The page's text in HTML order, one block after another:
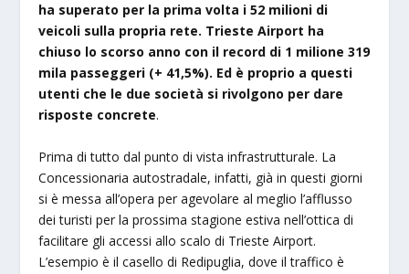
ha superato per la prima volta i 52 milioni di
veicoli sulla propria rete. Trieste Airport ha
chiuso lo scorso anno con il record di 1 milione 319
mila passeggeri (+ 41,5%). Ed è proprio a questi
utenti che le due società si rivolgono per dare
risposte concrete.
Prima di tutto dal punto di vista infrastrutturale. La
Concessionaria autostradale, infatti, già in questi giorni
si è messa all’opera per agevolare al meglio l’afflusso
dei turisti per la prossima stagione estiva nell’ottica di
facilitare gli accessi allo scalo di Trieste Airport.
L’esempio è il casello di Redipuglia, dove il traffico è